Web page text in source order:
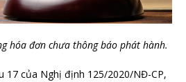
hóa đơn chưa thông báo phát hành.
17 của Nghị định 125/2020/NĐ-CP,